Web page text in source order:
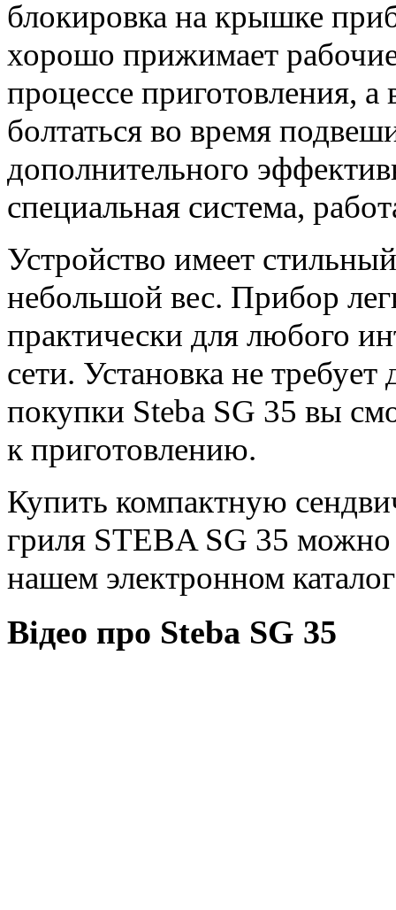
блокировка на крышке
хорошо прижимает
процессе приготовления,
болтаться во время
дополнительного
специальная система,
Устройство имеет
небольшой вес. Прибор
практически для любого
сети. Установка не
покупки Steba SG 35 вы
к приготовлению.
Купить компактную
гриля STEBA SG 35 можно
нашем электронном
Відео про Steba SG 35